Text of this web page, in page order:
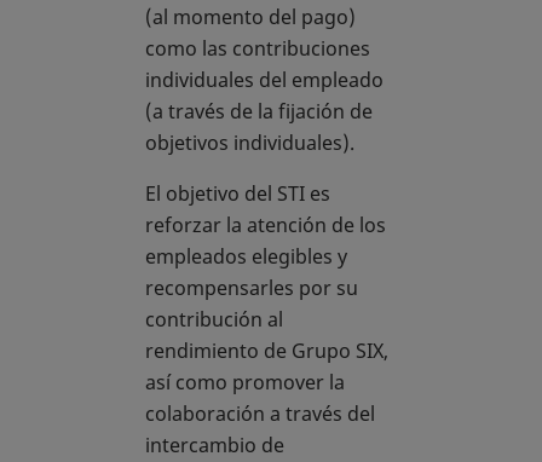
(al momento del pago)
como las contribuciones
individuales del empleado
(a través de la fijación de
objetivos individuales).
El objetivo del STI es
reforzar la atención de los
empleados elegibles y
recompensarles por su
contribución al
rendimiento de Grupo SIX,
así como promover la
colaboración a través del
intercambio de